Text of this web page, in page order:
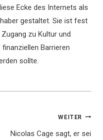
Ecke des Internets als
gestaltet. Sie ist fest
zu Kultur und
Barrieren
sollte.
WEITER
Nicolas Cage sagt, er sei